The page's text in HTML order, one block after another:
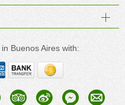
Buenos Aires with: